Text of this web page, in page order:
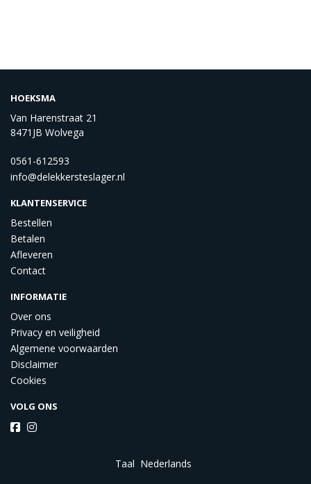
HOEKSMA
Van Harenstraat 21
8471JB Wolvega
0561-612593
info@delekkersteslager.nl
KLANTENSERVICE
Bestellen
Betalen
Afleveren
Contact
INFORMATIE
Over ons
Privacy en veiligheid
Algemene voorwaarden
Disclaimer
Cookies
VOLG ONS
Taal